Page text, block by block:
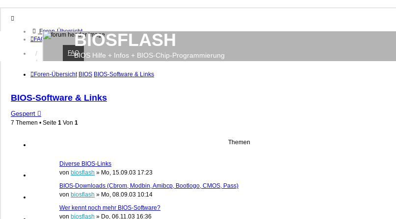
Foren-Übersicht
FAQ
Anmelden
Registrieren
BIOSFLASH
BIOS Hilfe + Infos + BIOS-Chip-Programmierung
FAQ
Foren-Übersicht BIOS BIOS-Software & Links
BIOS-Software & Links
Gesperrt
7 Themen • Seite 1 Von 1
Themen
Diverse BIOS-Links
von biosflash » Mo, 15.09.03 17:23
BIOS-Downloads (Cbrom, Modbin, Amibcp, Bootlogo, CMOS, Pass)
von biosflash » Mo, 08.09.03 10:14
Wer kennt noch mehr BIOS-Software?
von biosflash » Do, 06.11.03 16:36